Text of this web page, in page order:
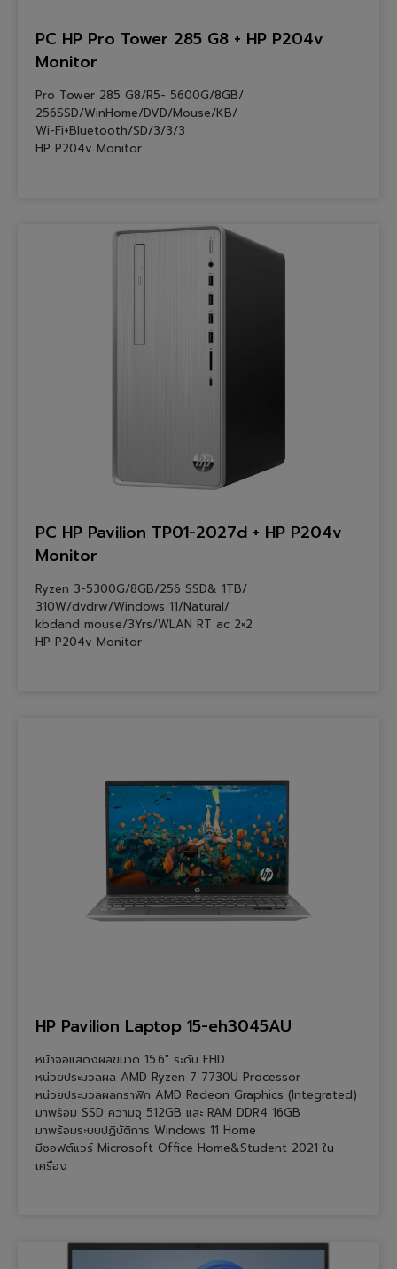
PC HP Pro Tower 285 G8 + HP P204v
Monitor
Pro Tower 285 G8/R5- 5600G/8GB/
256SSD/WinHome/DVD/Mouse/KB/
Wi-Fi+Bluetooth/SD/3/3/3
HP P204v Monitor
PC HP Pavilion TP01-2027d + HP P204v
Monitor
Ryzen 3-5300G/8GB/256 SSD& 1TB/
310W/dvdrw/Windows 11/Natural/
kbdand mouse/3Yrs/WLAN RT ac 2×2
HP P204v Monitor
HP Pavilion Laptop 15-eh3045AU
หน้าจอแสดงผลขนาด 15.6″ ระดับ FHD
หน่วยประมวลผล AMD Ryzen 7 7730U Processor
หน่วยประมวลผลกราฟิก AMD Radeon Graphics (Integrated)
มาพร้อม SSD ความจุ 512GB และ RAM DDR4 16GB
มาพร้อมระบบปฏิบัติการ Windows 11 Home
มีซอฟต์แวร์ Microsoft Office Home&Student 2021 ใน
เครื่อง